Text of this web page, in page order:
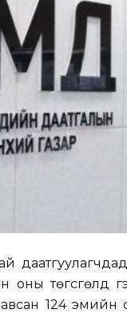
оны төгсгөлд
авсан 124 эмийн